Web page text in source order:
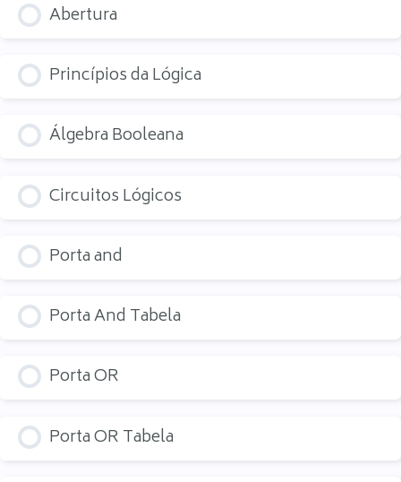
Abertura
Princípios da Lógica
Álgebra Booleana
Circuitos Lógicos
Porta and
Porta And Tabela
Porta OR
Porta OR Tabela